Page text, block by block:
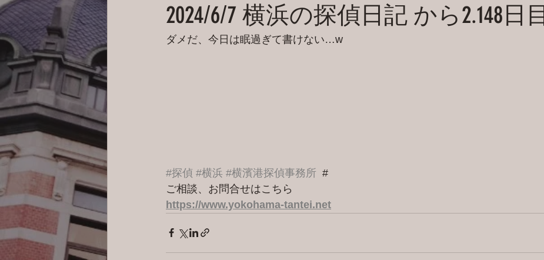
2024/6/7 横浜の探偵日記 から2.148日目
ダメだ、今日は眠過ぎて書けない…w
#探偵 #横浜 #横濱港探偵事務所 #
ご相談、お問合せはこちら
https://www.yokohama-tantei.net